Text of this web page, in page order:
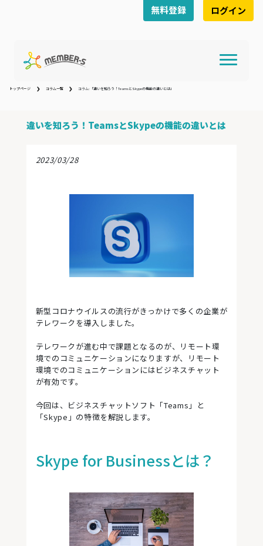
無料登録 ログイン
トップページ コラム一覧 コラム:「違いを知ろう！TeamsとSkypeの機能の違いとは」
違いを知ろう！TeamsとSkypeの機能の違いとは
2023/03/28
新型コロナウイルスの流行がきっかけで多くの企業が
テレワークを導入しました。
テレワークが進む中で課題となるのが、リモート環
境でのコミュニケーションになりますが、リモート
環境でのコミュニケーションにはビジネスチャット
が有効です。
今回は、ビジネスチャットソフト「Teams」と
「Skype」の特徴を解説します。
Skype for Businessとは？